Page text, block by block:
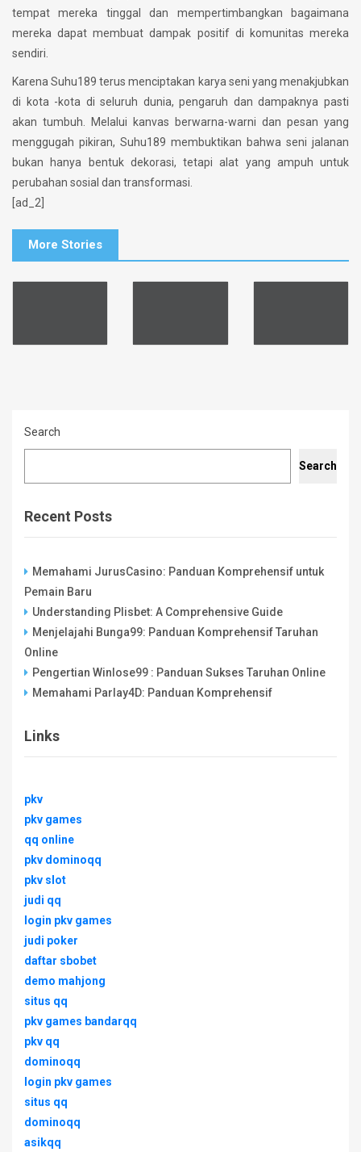
tempat mereka tinggal dan mempertimbangkan bagaimana
mereka dapat membuat dampak positif di komunitas mereka
sendiri.
Karena Suhu189 terus menciptakan karya seni yang menakjubkan
di kota -kota di seluruh dunia, pengaruh dan dampaknya pasti
akan tumbuh. Melalui kanvas berwarna-warni dan pesan yang
menggugah pikiran, Suhu189 membuktikan bahwa seni jalanan
bukan hanya bentuk dekorasi, tetapi alat yang ampuh untuk
perubahan sosial dan transformasi.
[ad_2]
More Stories
Search
Search
Recent Posts
Memahami JurusCasino: Panduan Komprehensif untuk
Pemain Baru
Understanding Plisbet: A Comprehensive Guide
Menjelajahi Bunga99: Panduan Komprehensif Taruhan
Online
Pengertian Winlose99 : Panduan Sukses Taruhan Online
Memahami Parlay4D: Panduan Komprehensif
Links
pkv
pkv games
qq online
pkv dominoqq
pkv slot
judi qq
login pkv games
judi poker
daftar sbobet
demo mahjong
situs qq
pkv games bandarqq
pkv qq
dominoqq
login pkv games
situs qq
dominoqq
asikqq